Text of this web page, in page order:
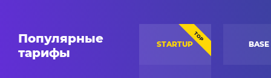
Популярные
тарифы
TOP
STARTUP BASE